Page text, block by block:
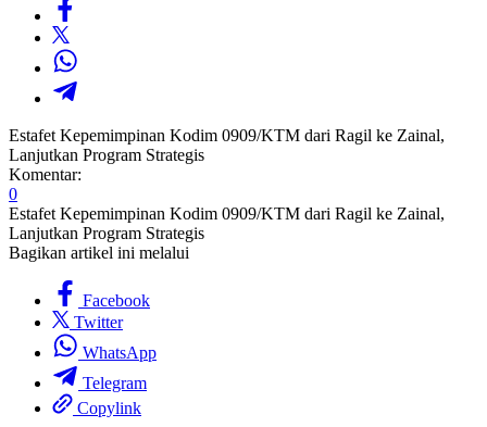
Estafet Kepemimpinan Kodim 0909/KTM dari Ragil ke Zainal,
Lanjutkan Program Strategis
Komentar:
0
Estafet Kepemimpinan Kodim 0909/KTM dari Ragil ke Zainal,
Lanjutkan Program Strategis
Bagikan artikel ini melalui
Facebook
Twitter
WhatsApp
Telegram
Copylink